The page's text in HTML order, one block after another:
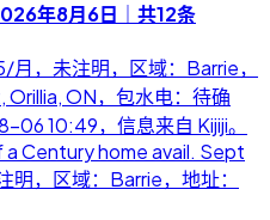
年8月6日｜共12条
，未注明，区域：Barrie，
ON，包水电：待确
10:49，信息来自 Kijiji。
Century home avail. Sept
，区域：Barrie，地址：